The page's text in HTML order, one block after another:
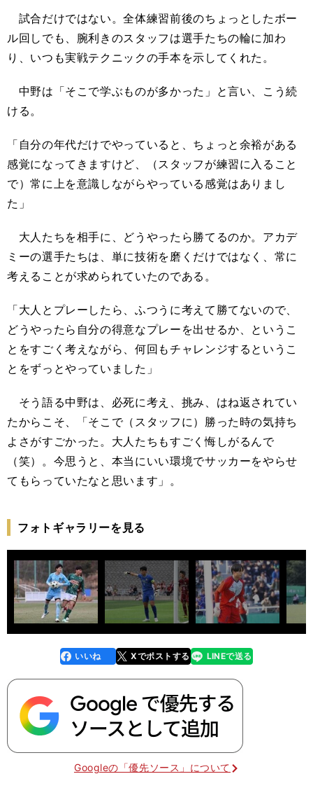
試合だけではない。全体練習前後のちょっとしたボー
ル回しでも、腕利きのスタッフは選手たちの輪に加わ
り、いつも実戦テクニックの手本を示してくれた。
中野は「そこで学ぶものが多かった」と言い、こう続
ける。
「自分の年代だけでやっていると、ちょっと余裕がある
感覚になってきますけど、（スタッフが練習に入ること
で）常に上を意識しながらやっている感覚はありまし
た」
大人たちを相手に、どうやったら勝てるのか。アカデ
ミーの選手たちは、単に技術を磨くだけではなく、常に
考えることが求められていたのである。
「大人とプレーしたら、ふつうに考えて勝てないので、
どうやったら自分の得意なプレーを出せるか、というこ
とをすごく考えながら、何回もチャレンジするというこ
とをずっとやっていました」
そう語る中野は、必死に考え、挑み、はね返されてい
たからこそ、「そこで（スタッフに）勝った時の気持ち
よさがすごかった。大人たちもすごく悔しがるんで
（笑）。今思うと、本当にいい環境でサッカーをやらせ
てもらっていたなと思います」。
フォトギャラリーを見る
faceboo
k
いいね Xでポストする
line LINEで送る
Googleの「優先ソース」について